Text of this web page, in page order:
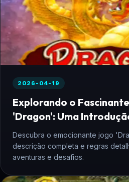
2026-04-19
Explorando o
'Dragon': Uma
Descubra o emocionante jogo
descrição completa e regras
aventuras e desafios.